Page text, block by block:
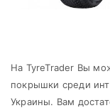
На TyreTrader Вы
покрышки среди
Украины. Вам
Nexen
Все бренды